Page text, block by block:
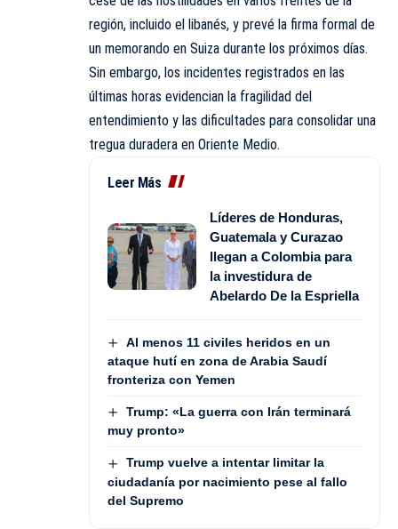
región, incluido el libanés, y prevé la firma formal de
un memorando en Suiza durante los próximos días.
Sin embargo, los incidentes registrados en las
últimas horas evidencian la fragilidad del
entendimiento y las dificultades para consolidar una
tregua duradera en Oriente Medio.
Leer Más
Líderes de Honduras,
Guatemala y Curazao
llegan a Colombia para
la investidura de
Abelardo De la Espriella
Al menos 11 civiles heridos en un
ataque hutí en zona de Arabia Saudí
fronteriza con Yemen
Trump: «La guerra con Irán terminará
muy pronto»
Trump vuelve a intentar limitar la
ciudadanía por nacimiento pese al fallo
del Supremo